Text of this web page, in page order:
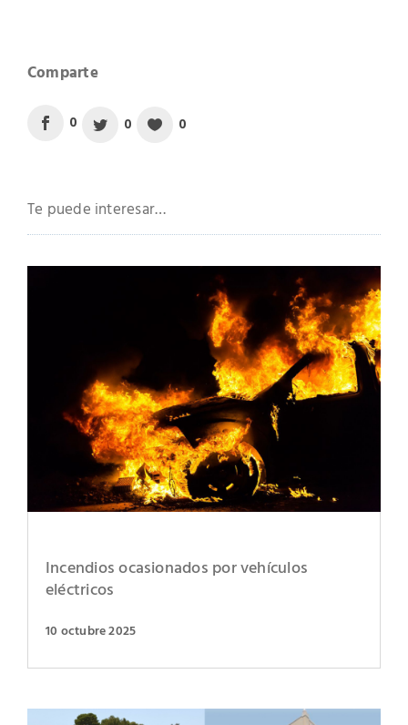
0 0 0
Te puede interesar…
Incendios ocasionados por vehículos
eléctricos
10 octubre 2025